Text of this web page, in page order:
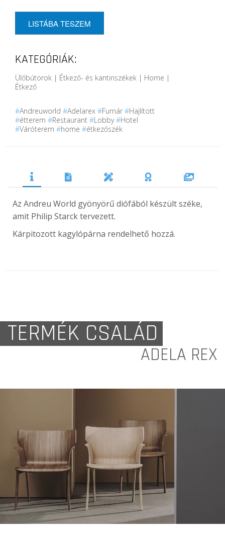
LISTÁBA TESZEM
KATEGÓRIÁK:
Ülőbútorok | Étkező- és kantinszékek | Home |
Étkező
#Andreuworld #Adelarex #Furnár #Hajlított
#étterem #Restaurant #Lobby#Hotel
#Váróterem #home #étkezőszék
Az Andreu World gyönyörű diófából készült széke,
amit Philip Starck tervezett.
Kárpitozott kagylópárna rendelhető hozzá.
TERMÉK CSALÁD
ADELA REX